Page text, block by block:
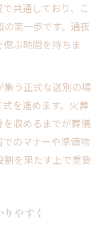
共通しており、こ
第一歩です。通夜
ぶ時間を持ちま
う正式な送別の場
を進めます。火葬
収めるまでが葬儀
のマナーや準備物
割を果たす上で重要
やすく